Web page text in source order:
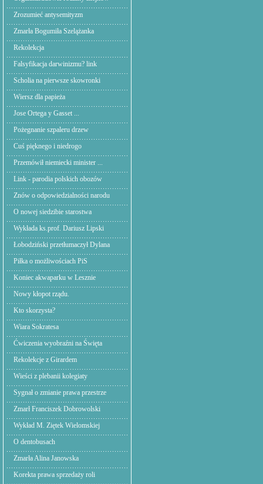
Zrozumieć antysemityzm
Zmarła Bogumiła Szelążanka
Rekolekcja
Falsyfikacja darwinizmu? link
Scholia na pierwsze skowronki
Wiersz dla papieża
Jose Ortega y Gasset ...
Pożegnanie szpaleru drzew
Cuś pięknego i niedrogo
Przemówił niemiecki minister ...
Link - parodia polskich obozów
Znów o odpowiedzialności narodu
O nowej siedzibie starostwa
Wykłada ks.prof. Dariusz Lipski
Łobodziński przetłumaczył Dylana
Piłka o możliwościach PiS
Koniec akwaparku w Lesznie
Nowy kłopot rządu.
Kto skorzysta?
Wiara Sokratesa
Ćwiczenia wyobraźni na Święta
Rekolekcje z Girardem
Wieści z plebanii kolegiaty
Sygnał o zmianie prawa przestrze
Zmarł Franciszek Dobrowolski
Wykład M. Ziętek Wielomskiej
O dentobusach
Zmarła Alina Janowska
Korekta prawa sprzedaży roli